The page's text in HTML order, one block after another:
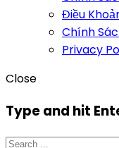
Điều
Chính
Privacy
Close
Type and hit